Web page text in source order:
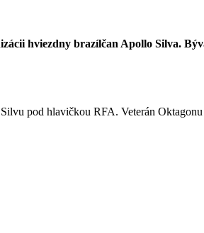
hviezdny brazílčan Apollo Silva.
Silvu pod hlavičkou RFA. Veterán